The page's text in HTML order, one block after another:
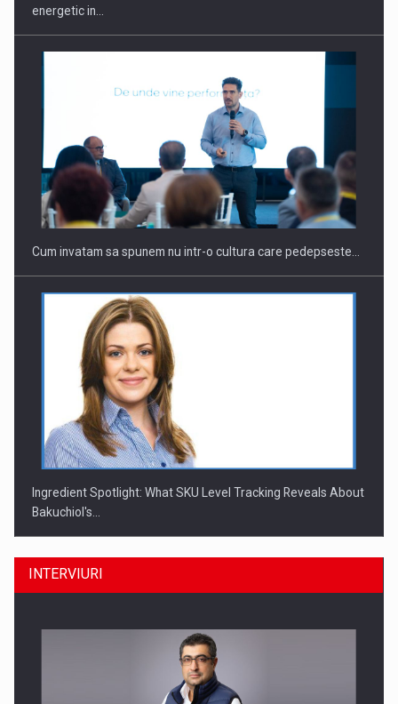
Webinar - Business Evolution-RETHINK STRATEGY-Finantare
Investitii Digitalizare
energetic in…
Cum invatam sa spunem nu intr-o cultura care pedepseste…
Ingredient Spotlight: What SKU Level Tracking Reveals About
Bakuchiol's…
INTERVIURI